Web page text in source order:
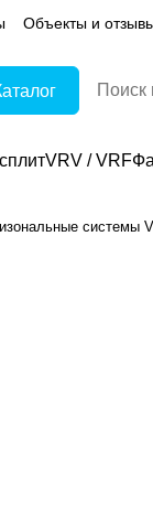
Объекты и
VRV / VRF
системы